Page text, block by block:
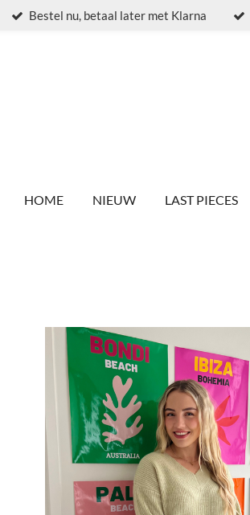
Bestel nu, betaal later met Klarna
HOME NIEUW LAST PIECES